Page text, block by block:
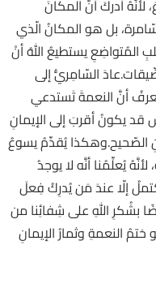
أدركَ أنَّ المكانَ
بل هو المكانُ الّذي
المُتواضِعِ يستطيعُ اللهُ أنْ
السّامِريُّ إلى
أنَّ النعمةَ تَستدعي
قد يكونُ أقربَ إلى الإيمانِ
الصّحيح.وهكذا يُقدِّمُ يسوعُ
يُعلِّمُنا أنَّه لا يوجدُ
إلّا عندَ مَن يُدرِكُ فِعلَ
بشُكرِ اللهِ على شِفائِنا من
النعمةِ وثمارُ الإيمانِ